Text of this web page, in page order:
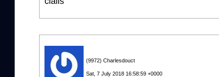
(9972) Charlesdouct
Sat, 7 July 2018 16:58:59 +0000